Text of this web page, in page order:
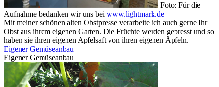
Foto: Für die
Aufnahme bedanken wir uns bei www.lightmark.de
Mit meiner schönen alten Obstpresse verarbeite ich auch gerne Ihr
Obst aus ihrem eigenen Garten. Die Früchte werden gepresst und so
haben sie ihren eigenen Apfelsaft von ihren eigenen Äpfeln.
Eigener Gemüseanbau
Eigener Gemüseanbau